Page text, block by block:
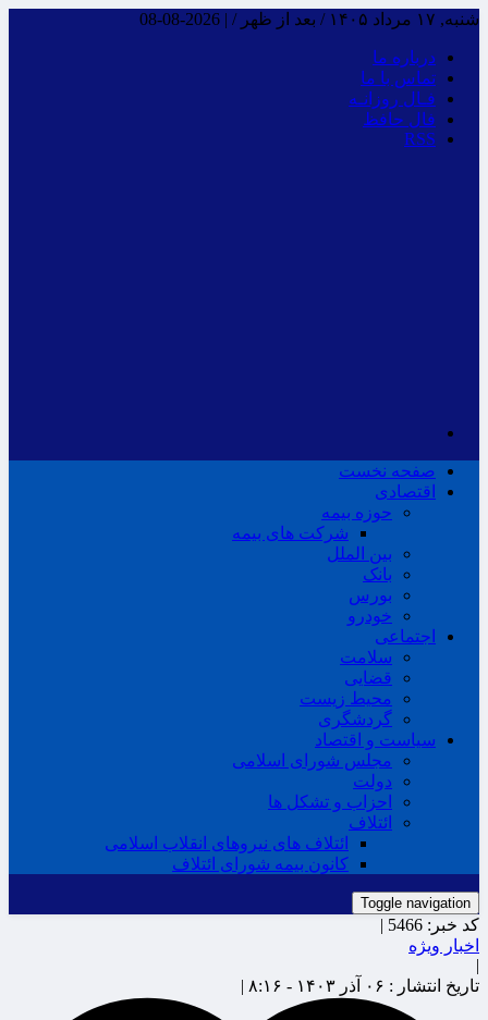
شنبه, ۱۷ مرداد ۱۴۰۵ / بعد از ظهر / |
2026-08-08
درباره ما
تماس با ما
فـال روزانـه
فال حافظ
RSS
صفحه نخست
اقتصادی
حوزه بیمه
شرکت های بیمه
بین الملل
بانک
بورس
خودرو
اجتماعی
سلامت
قضایی
محیط زیست
گردشگری
سیاست و اقتصاد
مجلس شورای اسلامی
دولت
احزاب و تشکل ها
ائتلاف
ائتلاف های نیروهای انقلاب اسلامی
کانون بیمه شورای ائتلاف
Toggle navigation
کد خبر: 5466 |
اخبار ویژه
|
تاریخ انتشار : ۰۶ آذر ۱۴۰۳ - ۸:۱۶ |